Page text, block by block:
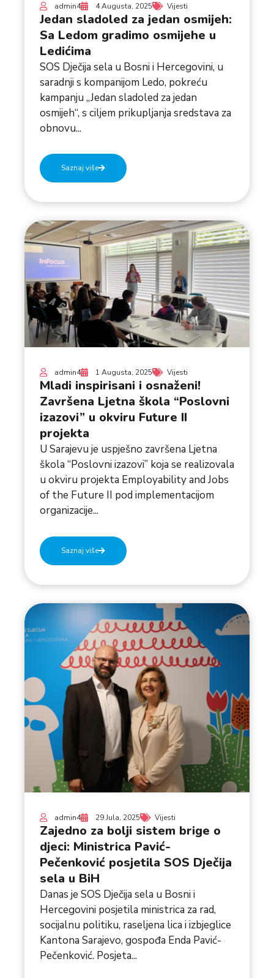
admin4 4 Augusta, 2025 Vijesti
Jedan sladoled za jedan osmijeh:
Sa Ledom gradimo osmijehe u
Ledićima
SOS Dječija sela u Bosni i Hercegovini, u
saradnji s kompanijom Ledo, pokreću
kampanju „Jedan sladoled za jedan
osmijeh“, s ciljem prikupljanja sredstava za
obnovu...
Saznaj više
admin4 1 Augusta, 2025 Vijesti
Mladi inspirisani i osnaženi!
Završena Ljetna škola “Poslovni
izazovi” u okviru Future II
projekta
U Sarajevu je uspješno završena Ljetna
škola “Poslovni izazovi” koja se realizovala
u okviru projekta Employability and Jobs
of the Future II pod implementacijom
organizacije...
Saznaj više
admin4 29 Jula, 2025 Vijesti
Zajedno za bolji sistem brige o
djeci: Ministrica Pavić-
Pečenković posjetila SOS Dječija
sela u BiH
Danas je SOS Dječija sela u Bosni i
Hercegovini posjetila ministrica za rad,
socijalnu politiku, raseljena lica i izbjeglice
Kantona Sarajevo, gospođa Enda Pavić-
Pečenković. Posjeta...